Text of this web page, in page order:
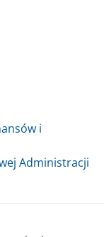
i
Administracji